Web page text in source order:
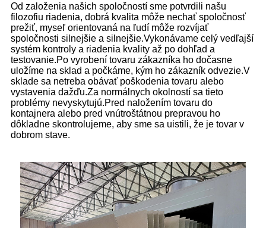
Od založenia našich spoločností sme potvrdili našu
filozofiu riadenia, dobrá kvalita môže nechať spoločnosť
prežiť, myseľ orientovaná na ľudí môže rozvíjať
spoločnosti silnejšie a silnejšie.Vykonávame celý vedľajší
systém kontroly a riadenia kvality až po dohľad a
testovanie.Po vyrobení tovaru zákazníka ho dočasne
uložíme na sklad a počkáme, kým ho zákazník odvezie.V
sklade sa netreba obávať poškodenia tovaru alebo
vystavenia dažďu.Za normálnych okolností sa tieto
problémy nevyskytujú.Pred naložením tovaru do
kontajnera alebo pred vnútroštátnou prepravou ho
dôkladne skontrolujeme, aby sme sa uistili, že je tovar v
dobrom stave.